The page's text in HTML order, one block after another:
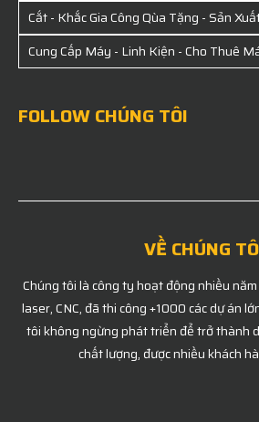
Cắt - Khắc Gia Công Qùa Tặng - Sản
Cung Cấp Máy - Linh Kiện - Cho Thuê
FOLLOW CHÚNG TÔI
VỀ CHÚNG
Chúng tôi là công ty hoạt động nhiều
laser, CNC, đã thi công +1000 các dự án
tôi không ngừng phát triển để trở thành
chất lượng, được nhiều khách